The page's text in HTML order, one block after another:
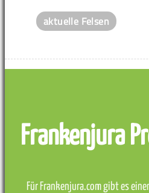
aktuelle Felsen
Frankenjura
Für Frankenjura.com gibt es